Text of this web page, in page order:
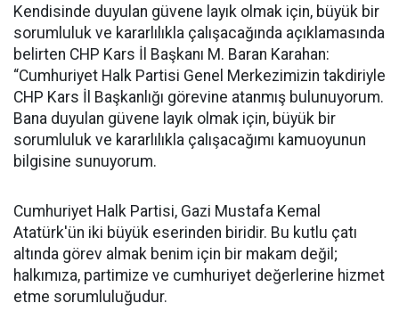
Kendisinde duyulan güvene layık olmak için, büyük bir
sorumluluk ve kararlılıkla çalışacağında açıklamasında
belirten CHP Kars İl Başkanı M. Baran Karahan:
“Cumhuriyet Halk Partisi Genel Merkezimizin takdiriyle
CHP Kars İl Başkanlığı görevine atanmış bulunuyorum.
Bana duyulan güvene layık olmak için, büyük bir
sorumluluk ve kararlılıkla çalışacağımı kamuoyunun
bilgisine sunuyorum.
Cumhuriyet Halk Partisi, Gazi Mustafa Kemal
Atatürk'ün iki büyük eserinden biridir. Bu kutlu çatı
altında görev almak benim için bir makam değil;
halkımıza, partimize ve cumhuriyet değerlerine hizmet
etme sorumluluğudur.